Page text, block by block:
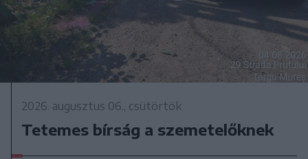
2026. augusztus 06., csütörtök
Tetemes bírság a szemetelőknek